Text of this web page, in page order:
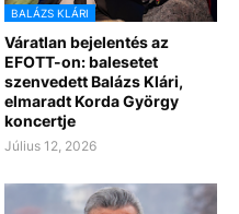
BALÁZS KLÁRI
Váratlan bejelentés az
EFOTT-on: balesetet
szenvedett Balázs Klári,
elmaradt Korda György
koncertje
Július 12, 2026